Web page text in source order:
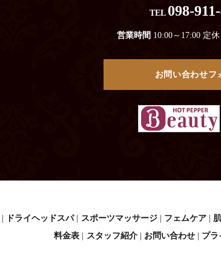
TEL 098-
営業時間 10:00～17:00 定
お問い合わせフ
ドライヘッドスパ スポーツマッサージ フェムケア
料金表
スタッフ紹介 お問い合わせ プラ